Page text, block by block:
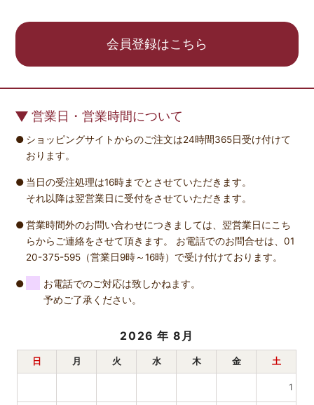
会員登録はこちら
営業日・営業時間について
ショッピングサイトからのご注文は24時間365日受け付けて
おります。
当日の受注処理は16時までとさせていただきます。
それ以降は翌営業日に受付をさせていただきます。
営業時間外のお問い合わせにつきましては、翌営業日にこち
らからご連絡をさせて頂きます。 お電話でのお問合せは、01
20-375-595（営業日9時～16時）で受け付けております。
お電話でのご対応は致しかねます。
予めご了承ください。
2026 年 8月
日 月 火 水 木 金 土
1